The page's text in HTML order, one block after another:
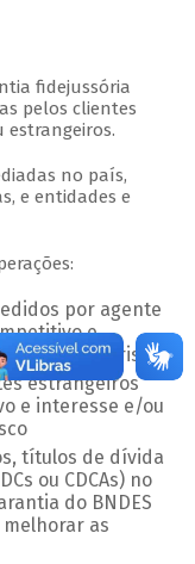
fidejussória
pelos clientes
no país,
e entidades e
por agente
e
risco
estrangeiros
e interesse e/ou
títulos de dívida
ou CDCAs) no
do BNDES
as